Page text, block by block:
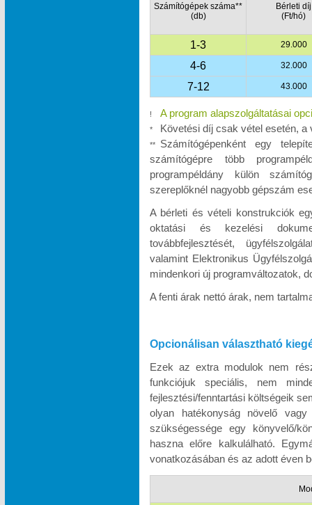
Számítógépek száma**
(db)
Bérleti díj
(Ft/hó)
1-3 29.000
4-6 32.000
7-12 43.000
! A program alapszolgáltatásai
* Követési díj csak vétel esetén, a
**
Számítógépenként egy
számítógépre több
programpéldány külön
szereplőknél nagyobb gépszám
A bérleti és vételi konstrukciók
oktatási és kezelési
továbbfejlesztését,
valamint Elektronikus
mindenkori új programváltozatok,
A fenti árak nettó árak, nem
Opcionálisan választható
Ezek az extra modulok nem
funkciójuk speciális, nem
fejlesztési/fenntartási költségeik
olyan hatékonyság növelő
szükségessége egy könyvelő/
haszna előre kalkulálható.
vonatkozásában és az adott éven